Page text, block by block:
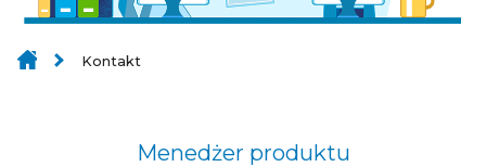
Kontakt
Menedżer produktu